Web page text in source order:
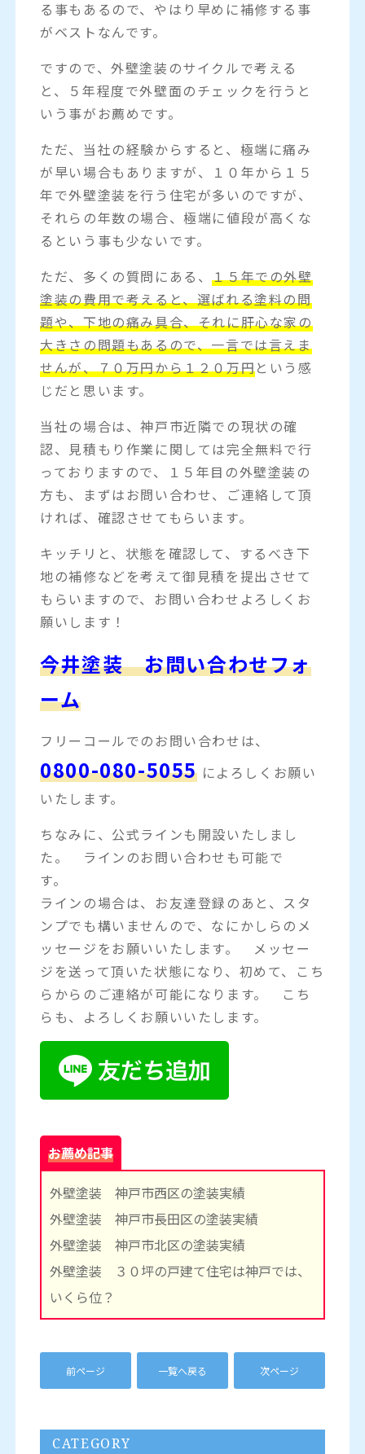
る事もあるので、やはり早めに補修する事
がベストなんです。
ですので、外壁塗装のサイクルで考える
と、５年程度で外壁面のチェックを行うと
いう事がお薦めです。
ただ、当社の経験からすると、極端に痛み
が早い場合もありますが、１０年から１５
年で外壁塗装を行う住宅が多いのですが、
それらの年数の場合、極端に値段が高くな
るという事も少ないです。
ただ、多くの質問にある、１５年での外壁
塗装の費用で考えると、選ばれる塗料の問
題や、下地の痛み具合、それに肝心な家の
大きさの問題もあるので、一言では言えま
せんが、７０万円から１２０万円という感
じだと思います。
当社の場合は、神戸市近隣での現状の確
認、見積もり作業に関しては完全無料で行
っておりますので、１５年目の外壁塗装の
方も、まずはお問い合わせ、ご連絡して頂
ければ、確認させてもらいます。
キッチリと、状態を確認して、するべき下
地の補修などを考えて御見積を提出させて
もらいますので、お問い合わせよろしくお
願いします！
今井塗装 お問い合わせフォ
ーム
フリーコールでのお問い合わせは、
0800-080-5055 によろしくお願い
いたします。
ちなみに、公式ラインも開設いたしまし
た。 ラインのお問い合わせも可能で
す。
ラインの場合は、お友達登録のあと、スタ
ンプでも構いませんので、なにかしらのメ
ッセージをお願いいたします。 メッセー
ジを送って頂いた状態になり、初めて、こち
らからのご連絡が可能になります。 こち
らも、よろしくお願いいたします。
お薦め記事
外壁塗装 神戸市西区の塗装実績
外壁塗装 神戸市長田区の塗装実績
外壁塗装 神戸市北区の塗装実績
外壁塗装 ３０坪の戸建て住宅は神戸では、
いくら位？
前ページ 一覧へ戻る 次ページ
CATEGORY